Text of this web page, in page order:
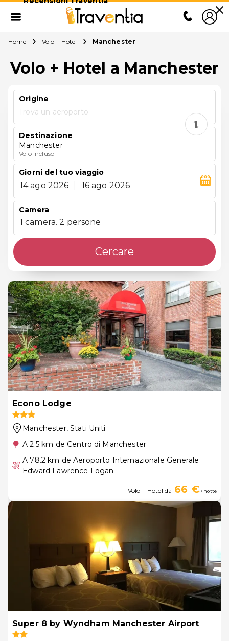
Home Volo + Hotel Manchester
Volo + Hotel a Manchester
Origine
Trova un aeroporto
Destinazione
Manchester
Volo incluso
Giorni del tuo viaggio
14 ago 2026 16 ago 2026
Camera
1 camera. 2 persone
Cercare
Econo Lodge
Manchester, Stati Uniti
A 2.5 km de Centro di Manchester
A 78.2 km de Aeroporto Internazionale Generale
Edward Lawrence Logan
Volo + Hotel da 66 €/ notte
Super 8 by Wyndham Manchester Airport